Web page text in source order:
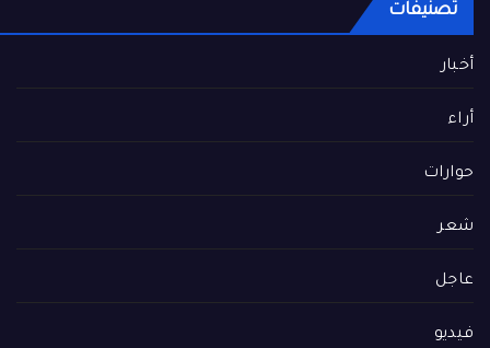
تصنيفات
أخبار
أراء
حوارات
شعر
عاجل
فيديو